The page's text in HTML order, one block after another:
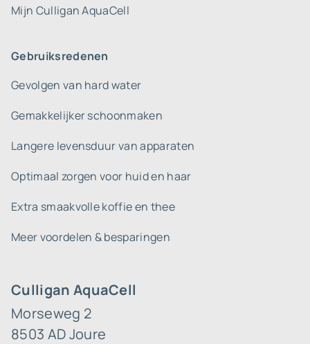
Culligan AquaCell
Morseweg 2
8503 AD Joure
Mijn Culligan AquaCell
Gebruiksredenen
Gevolgen van hard water
Gemakkelijker schoonmaken
Langere levensduur van apparaten
Optimaal zorgen voor huid en haar
Extra smaakvolle koffie en thee
Meer voordelen & besparingen